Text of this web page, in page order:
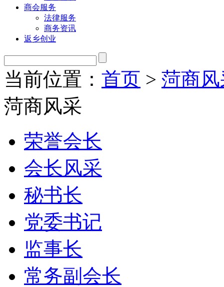
商会服务
法律服务
商务资讯
返乡创业
当前位置： 首页 > 菏商
菏商风采
荣誉会长
会长风采
秘书长
党委书记
监事长
常务副会长